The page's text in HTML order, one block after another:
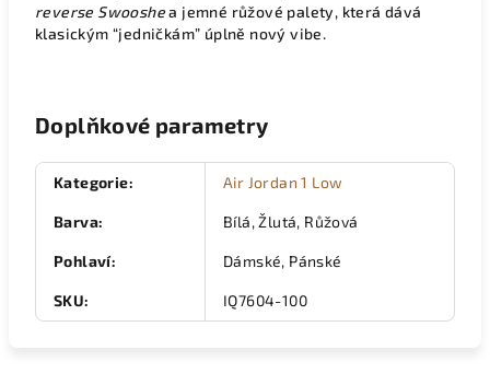
reverse Swooshea jemné růžové palety, která dává
klasickým “jedničkám” úplně nový vibe.
Doplňkové parametry
Kategorie: Air Jordan 1 Low
Barva: Bílá, Žlutá, Růžová
Pohlaví: Dámské, Pánské
SKU: IQ7604-100